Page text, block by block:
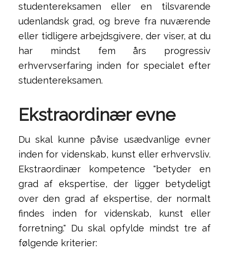
studentereksamen eller en tilsvarende
udenlandsk grad, og breve fra nuværende
eller tidligere arbejdsgivere, der viser, at du
har mindst fem års progressiv
erhvervserfaring inden for specialet efter
studentereksamen.
Ekstraordinær evne
Du skal kunne påvise usædvanlige evner
inden for videnskab, kunst eller erhvervsliv.
Ekstraordinær kompetence "betyder en
grad af ekspertise, der ligger betydeligt
over den grad af ekspertise, der normalt
findes inden for videnskab, kunst eller
forretning." Du skal opfylde mindst tre af
følgende kriterier: